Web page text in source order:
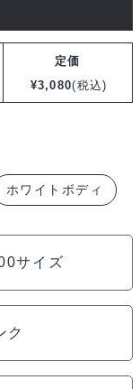
定価
¥3,080(税込)
ホワイトボディ
サイズ
ク